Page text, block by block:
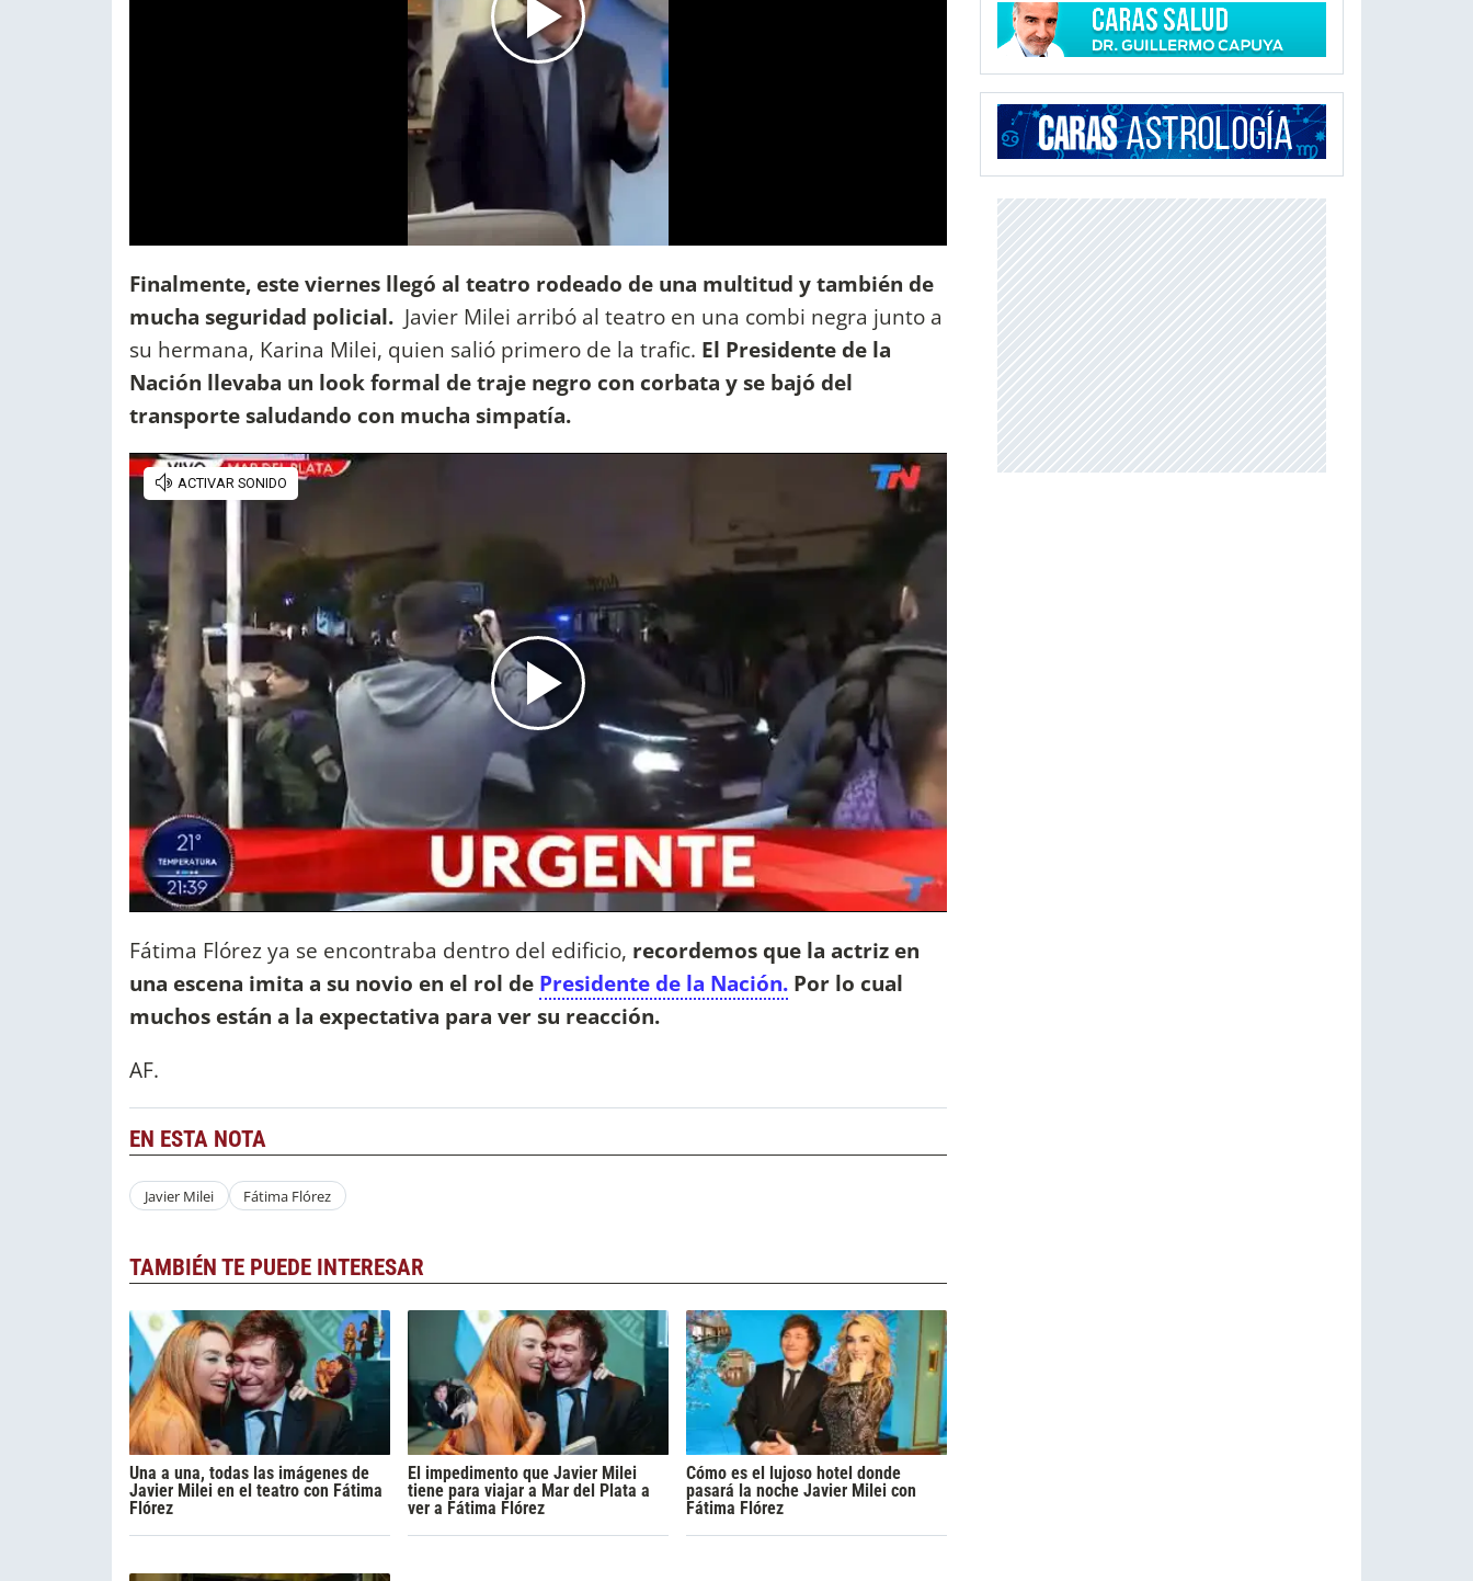
Finalmente, este viernes llegó al teatro rodeado de una multitud y también de
mucha seguridad policial. Javier Milei arribó al teatro en una combi negra junto a
su hermana, Karina Milei, quien salió primero de la trafic. El Presidente de la
Nación llevaba un look formal de traje negro con corbata y se bajó del
transporte saludando con mucha simpatía.
Fátima Flórez ya se encontraba dentro del edificio, recordemos que la actriz en
una escena imita a su novio en el rol de Presidente de la Nación. Por lo cual
muchos están a la expectativa para ver su reacción.
AF.
EN ESTA NOTA
Javier Milei Fátima Flórez
TAMBIÉN TE PUEDE INTERESAR
Una a una, todas las imágenes de
Javier Milei en el teatro con Fátima
Flórez
El impedimento que Javier Milei
tiene para viajar a Mar del Plata a
ver a Fátima Flórez
Cómo es el lujoso hotel donde
pasará la noche Javier Milei con
Fátima Flórez